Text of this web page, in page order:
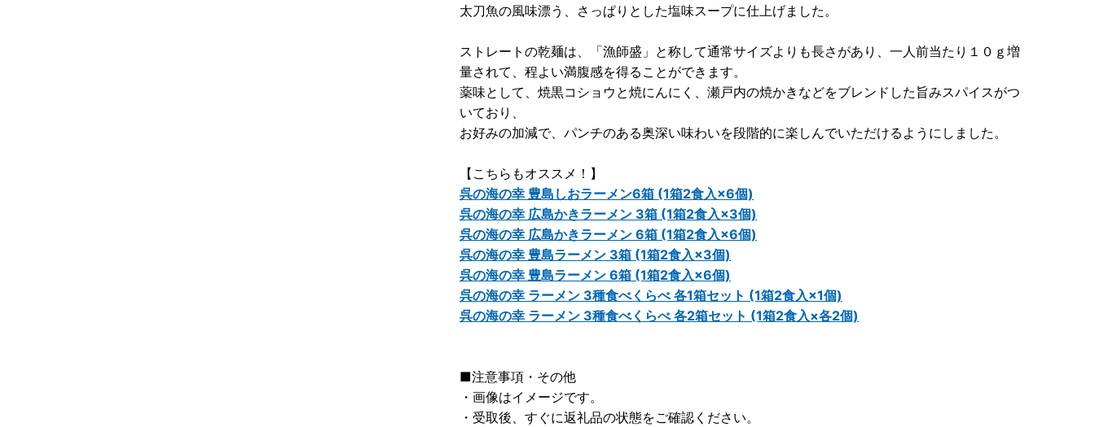
太刀魚の風味漂う、さっぱりとした塩味スープに仕上げました。
ストレートの乾麺は、「漁師盛」と称して通常サイズよりも長さがあり、一人前当たり１０ｇ増
量されて、程よい満腹感を得ることができます。
薬味として、焼黒コショウと焼にんにく、瀬戸内の焼かきなどをブレンドした旨みスパイスがつ
いており、
お好みの加減で、パンチのある奥深い味わいを段階的に楽しんでいただけるようにしました。
【こちらもオススメ！】
呉の海の幸 豊島しおラーメン6箱 (1箱2食入×6個)
呉の海の幸 広島かきラーメン 3箱 (1箱2食入×3個)
呉の海の幸 広島かきラーメン 6箱 (1箱2食入×6個)
呉の海の幸 豊島ラーメン 3箱 (1箱2食入×3個)
呉の海の幸 豊島ラーメン 6箱 (1箱2食入×6個)
呉の海の幸 ラーメン 3種食べくらべ 各1箱セット (1箱2食入×1個)
呉の海の幸 ラーメン 3種食べくらべ 各2箱セット (1箱2食入×各2個)
■注意事項・その他
・画像はイメージです。
・受取後、すぐに返礼品の状態をご確認ください。